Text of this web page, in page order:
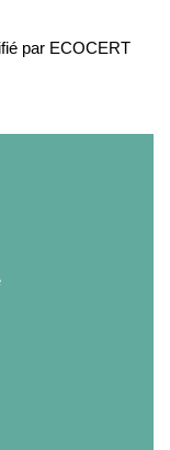
par ECOCERT